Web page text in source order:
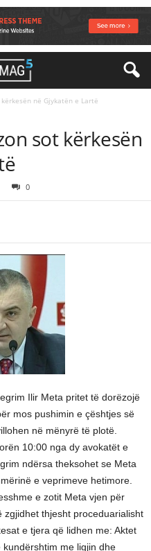
në Gjykatën e Lartë
sot kërkesën
0
Ilir Meta pritet të dorëzojë
mos pushimin e çështjes së
në mënyrë të plotë.
10:00 nga dy avokatët e
ndërsa theksohet se Meta
e veprimeve hetimore.
e zotit Meta vjen për
thjesht proceduarialisht
e tjera që lidhen me: Aktet
me ligjin dhe